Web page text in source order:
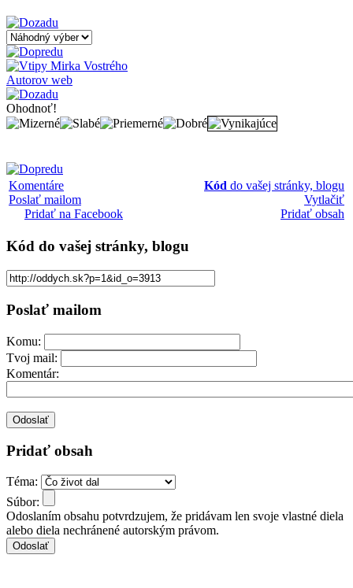
Autorov web
Ohodnoť!
Komentáre
Poslať mailom
Pridať na Facebook
Kód do vašej stránky, blogu
Vytlačiť
Pridať obsah
Kód do vašej stránky, blogu
Poslať mailom
Komu:
Tvoj mail:
Komentár:
Pridať obsah
Téma:
Súbor:
Odoslaním obsahu potvrdzujem, že pridávam len svoje vlastné diela
alebo diela nechránené autorským právom.